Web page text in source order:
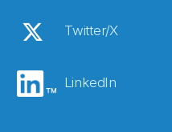
Twitter/X
LinkedIn